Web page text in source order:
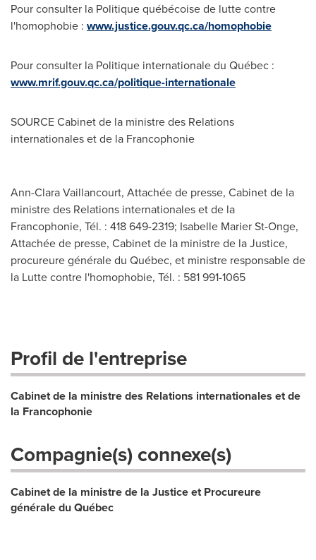
Pour consulter la Politique québécoise de lutte contre
l'homophobie : www.justice.gouv.qc.ca/homophobie
Pour consulter la Politique internationale du Québec :
www.mrif.gouv.qc.ca/politique-internationale
SOURCE Cabinet de la ministre des Relations
internationales et de la Francophonie
Ann-Clara Vaillancourt, Attachée de presse, Cabinet de la
ministre des Relations internationales et de la
Francophonie, Tél. : 418 649-2319; Isabelle Marier St-Onge,
Attachée de presse, Cabinet de la ministre de la Justice,
procureure générale du Québec, et ministre responsable de
la Lutte contre l'homophobie, Tél. : 581 991-1065
Profil de l'entreprise
Cabinet de la ministre des Relations internationales et de
la Francophonie
Compagnie(s) connexe(s)
Cabinet de la ministre de la Justice et Procureure
générale du Québec